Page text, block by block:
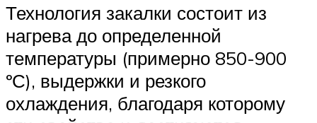
Технология закалки состоит из
нагрева до определенной
температуры (примерно 850-900
ºС), выдержки и резкого
охлаждения, благодаря которому